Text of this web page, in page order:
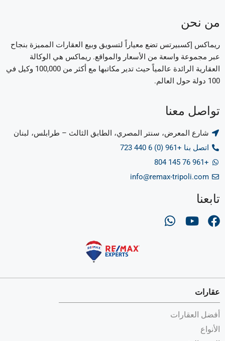
من نحن
ريماكس إكسبيرتس تضع معياراً لتسويق وبيع العقارات المميزة بنجاح
عبر مجموعة واسعة من الأسعار والمواقع. ريماكس هي الوكالة
العقارية الرائدة عالمياً حيث تدير مكاتبها مع أكثر من 100,000 وكيل في
100 دولة حول العالم.
تواصل معنا
شارع المعرض، سنتر المصري، الطابق الثالث – طرابلس، لبنان
اتصل بنا +961 (0) 6 440 723
+961 76 145 804
info@remax-tripoli.com
تابعنا
عقارات
أفضل العقارات
الأنواع